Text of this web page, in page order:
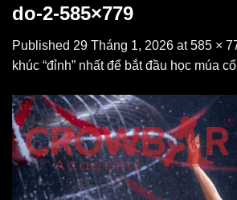
do-2-585×779
Published 29 Tháng 1, 2026 at585 ×
khúc “đỉnh” nhất để bắt đầu học múa